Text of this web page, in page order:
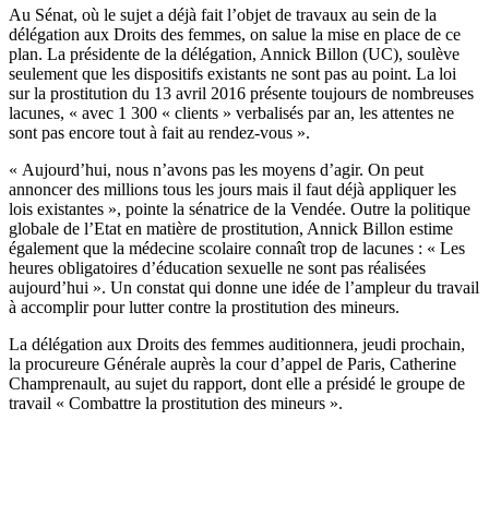
Au Sénat, où le sujet a déjà fait l’objet de travaux au sein de la
délégation aux Droits des femmes, on salue la mise en place de ce
plan. La présidente de la délégation, Annick Billon (UC), soulève
seulement que les dispositifs existants ne sont pas au point. La loi
sur la prostitution du 13 avril 2016 présente toujours de nombreuses
lacunes, « avec 1 300 « clients » verbalisés par an, les attentes ne
sont pas encore tout à fait au rendez-vous ».
« Aujourd’hui, nous n’avons pas les moyens d’agir. On peut
annoncer des millions tous les jours mais il faut déjà appliquer les
lois existantes », pointe la sénatrice de la Vendée. Outre la politique
globale de l’Etat en matière de prostitution, Annick Billon estime
également que la médecine scolaire connaît trop de lacunes : « Les
heures obligatoires d’éducation sexuelle ne sont pas réalisées
aujourd’hui ». Un constat qui donne une idée de l’ampleur du travail
à accomplir pour lutter contre la prostitution des mineurs.
La délégation aux Droits des femmes auditionnera, jeudi prochain,
la procureure Générale auprès la cour d’appel de Paris, Catherine
Champrenault, au sujet du rapport, dont elle a présidé le groupe de
travail « Combattre la prostitution des mineurs ».